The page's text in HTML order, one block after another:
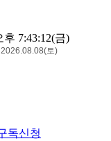
후 7:43:12(금)
독신청
2026.08.08(토)